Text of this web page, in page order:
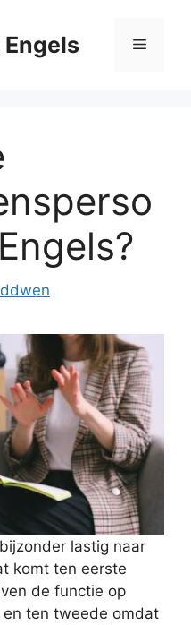
Menu
lastig naar
komt ten eerste
de functie op
en ten tweede omdat